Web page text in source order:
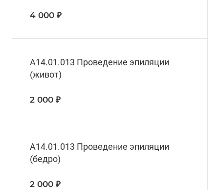
4 000 ₽
A14.01.013 Проведение эпиляции
(живот)
2 000 ₽
A14.01.013 Проведение эпиляции
(бедро)
2 000 ₽